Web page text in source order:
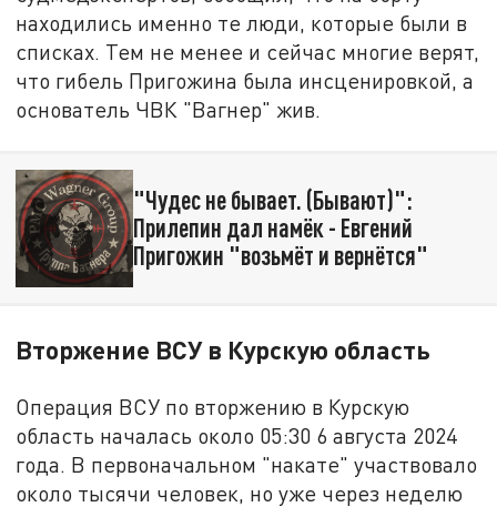
находились именно те люди, которые были в
списках. Тем не менее и сейчас многие верят,
что гибель Пригожина была инсценировкой, а
основатель ЧВК "Вагнер" жив.
"Чудес не бывает. (Бывают)":
Прилепин дал намёк - Евгений
Пригожин "возьмёт и вернётся"
Вторжение ВСУ в Курскую область
Операция ВСУ по вторжению в Курскую
область началась около 05:30 6 августа 2024
года. В первоначальном "накате" участвовало
около тысячи человек, но уже через неделю